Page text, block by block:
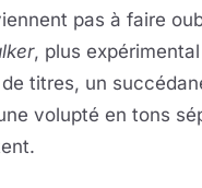
pas à faire
, plus
titres, un
volupté en tons